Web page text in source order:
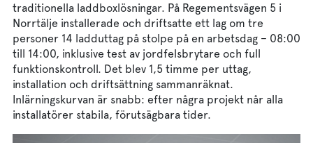
traditionella laddboxlösningar. På Regementsvägen 5 i
Norrtälje installerade och driftsatte ett lag om tre
personer 14 ladduttag på stolpe på en arbetsdag – 08:00
till 14:00, inklusive test av jordfelsbrytare och full
funktionskontroll. Det blev 1,5 timme per uttag,
installation och driftsättning sammanräknat.
Inlärningskurvan är snabb: efter några projekt når alla
installatörer stabila, förutsägbara tider.